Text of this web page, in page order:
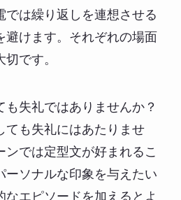
では繰り返しを連想させる
避けます。それぞれの場面
です。
失礼ではありませんか？
ても失礼にはあたりませ
ンでは定型文が好まれるこ
ーソナルな印象を与えたい
エピソードを加えるとよ